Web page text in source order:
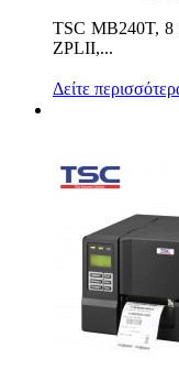
TSC MB240T, 8
ZPLII,...
Δείτε